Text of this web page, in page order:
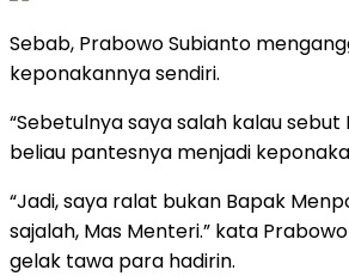
Sebab, Prabowo Subianto
keponakannya sendiri.
“Sebetulnya saya salah kalau
beliau pantesnya menjadi
“Jadi, saya ralat bukan Bapak
sajalah, Mas Menteri.” kata
gelak tawa para hadirin.